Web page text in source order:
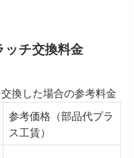
チ交換料金
換した場合の参考料金
参考価格（部品代プラ
ス工賃）